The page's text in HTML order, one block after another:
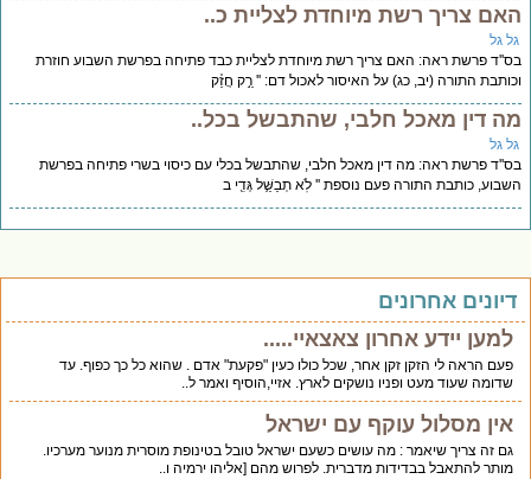
האם צריך רשת מיוחדת לצליית כ..
גל גל
בס''ד פרשת ראה: האם צריך רשת מיוחדת לצליית כבד פתיחה בפרשת השבוע חוזרת
וכותבת התורה (יב, כג) על האיסור לאכול דם: '' רַ֣ק חֲזַ֗ק
מה דין מאכל חלבי, שהתבשל בכל..
גל גל
בס''ד פרשת ראה: מה דין מאכל חלבי, שהתבשל בכלי עם כיסוי בשרי פתיחה בפרשת
השבוע, כותבת התורה פעם נוספת '' לֹֽא תְבַשֵּׁ֥ל גְּדִ֖י ב
דיונים אחרונים
למען יידע אחרון צאצאיי.....
פעם הראה לי הזקן זקן אחר, שכל כולו כעין "פקעת" אדם . שהוא כל כך כפוף. עד
שדומה שעוד מעט ופניו נושקים לארץ. אזיי,הוסיף ואמר ל..
אין מסלול עוקף עם ישראל
גם זה צריך שיאמר : מה עושים כשעם ישראל טובל בטינופת מוסרית מנוער מערכיו.
מותר להתאבל בבדידות מדברית. לפרוש מהם [אליהו ירמיה ו..